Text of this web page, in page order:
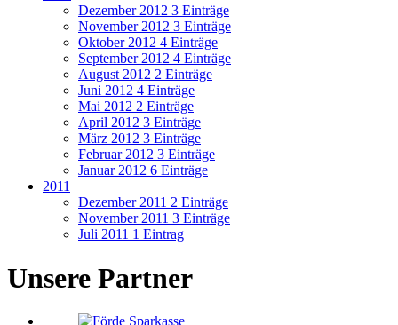
Dezember 2012 3 Einträge
November 2012 3 Einträge
Oktober 2012 4 Einträge
September 2012 4 Einträge
August 2012 2 Einträge
Juni 2012 4 Einträge
Mai 2012 2 Einträge
April 2012 3 Einträge
März 2012 3 Einträge
Februar 2012 3 Einträge
Januar 2012 6 Einträge
2011
Dezember 2011 2 Einträge
November 2011 3 Einträge
Juli 2011 1 Eintrag
Unsere Partner